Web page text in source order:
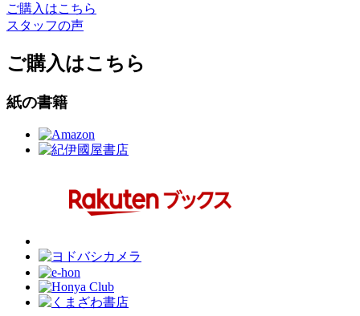
ご購入はこちら
スタッフの声
ご購入はこちら
紙の書籍